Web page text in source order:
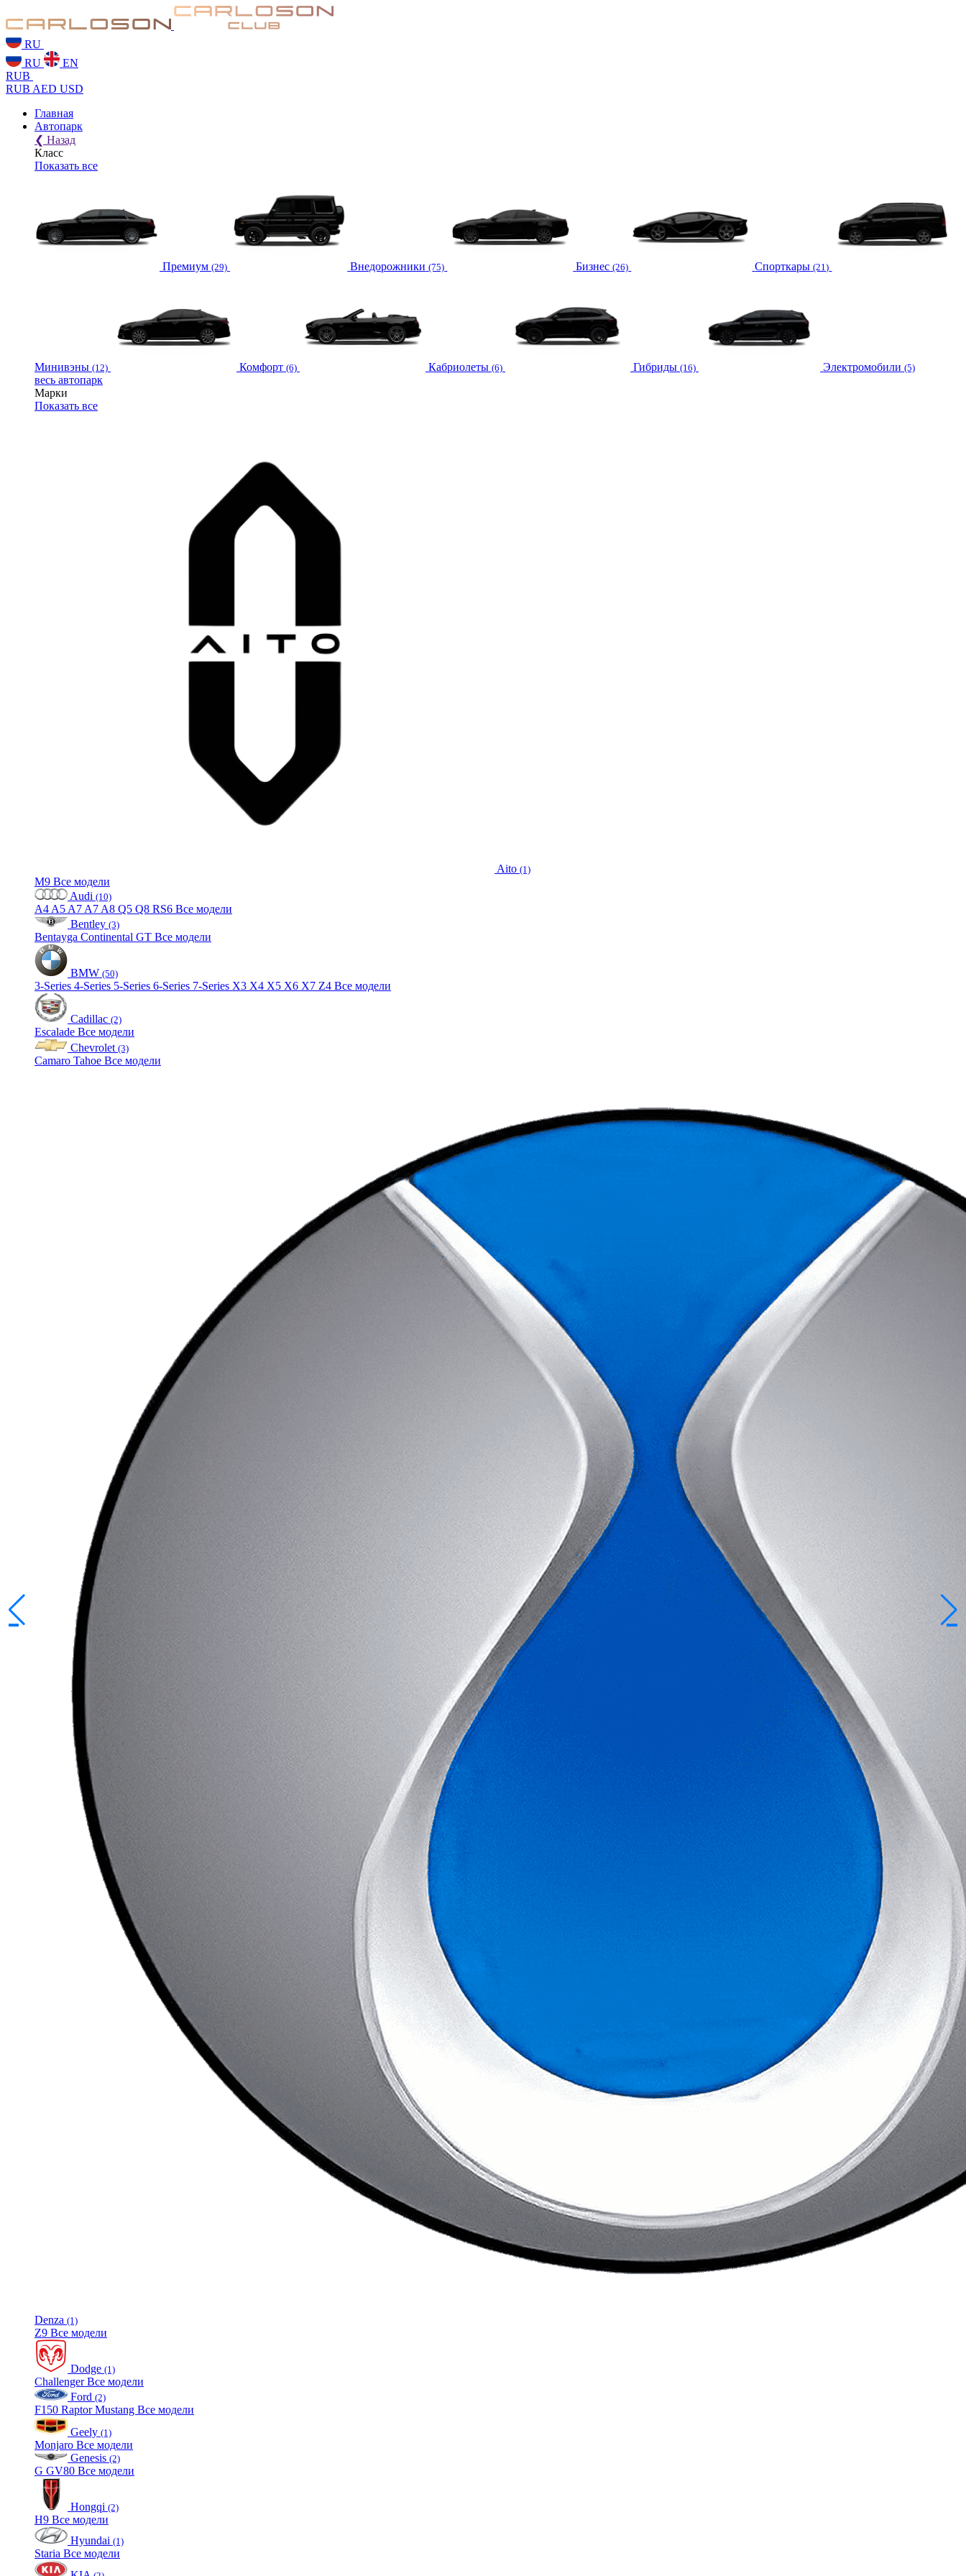
RU
RU
EN
RUB
RUB AED USD
Главная
Автопарк
❮ Назад
Класс
Показать все
Премиум (29) Внедорожники (75) Бизнес (26) Спорткары (21)
Минивэны (12) Комфорт (6) Кабриолеты (6) Гибриды (16) Электромобили (5)
весь автопарк
Марки
Показать все
Aito (1)
M9 Все модели
Audi (10)
A4 A5 A7 A7 A8 Q5 Q8 RS6 Все модели
Bentley (3)
Bentayga Continental GT Все модели
BMW (50)
3-Series 4-Series 5-Series 6-Series 7-Series X3 X4 X5 X6 X7 Z4 Все модели
Cadillac (2)
Escalade Все модели
Chevrolet (3)
Camaro Tahoe Все модели
Denza (1)
Z9 Все модели
Dodge (1)
ChallengerВсе модели
Ford (2)
F150 RaptorMustang Все модели
Geely (1)
Monjaro Все модели
Genesis (2)
G GV80 Все модели
Hongqi (2)
H9 Все модели
Hyundai (1)
Staria Все модели